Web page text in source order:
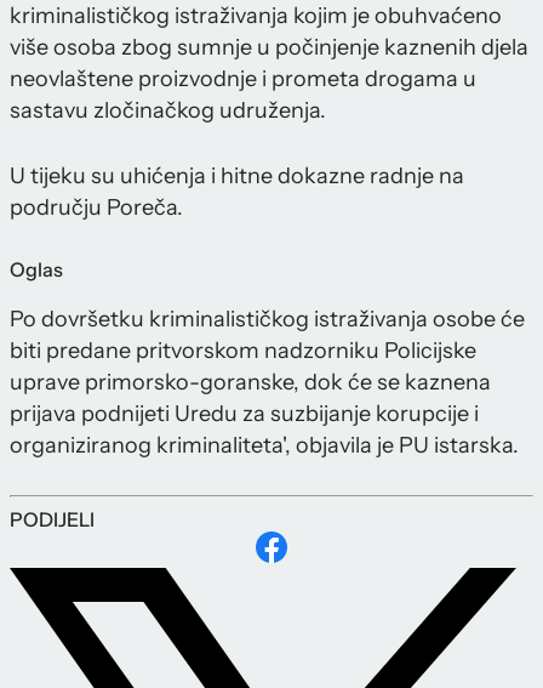
kriminalističkog istraživanja kojim je obuhvaćeno
više osoba zbog sumnje u počinjenje kaznenih djela
neovlaštene proizvodnje i prometa drogama u
sastavu zločinačkog udruženja.
U tijeku su uhićenja i hitne dokazne radnje na
području Poreča.
Oglas
Po dovršetku kriminalističkog istraživanja osobe će
biti predane pritvorskom nadzorniku Policijske
uprave primorsko-goranske, dok će se kaznena
prijava podnijeti Uredu za suzbijanje korupcije i
organiziranog kriminaliteta', objavila je PU istarska.
PODIJELI